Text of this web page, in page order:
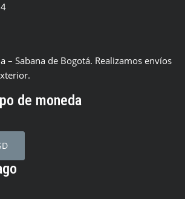
– Sabana de Bogotá. Realizamos envíos
de moneda